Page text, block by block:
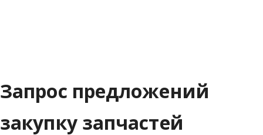
Запрос предложений
закупку запчастей